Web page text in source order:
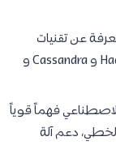
عن تقنيات
البيانات الضخمة مثل Apache Spark و Hadoop و Cassandra و
فهماً قوياً
الخطي، دعم آلة